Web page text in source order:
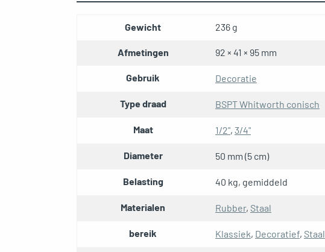
Gewicht 236 g
Afmetingen 92 × 41 × 95 mm
Gebruik Decoratie
Type draad BSPT Whitworth conisch
Maat 1/2", 3/4"
Diameter 50 mm (5 cm)
Belasting 40 kg, gemiddeld
Materialen Rubber, Staal
bereik Klassiek, Decoratief, Staal